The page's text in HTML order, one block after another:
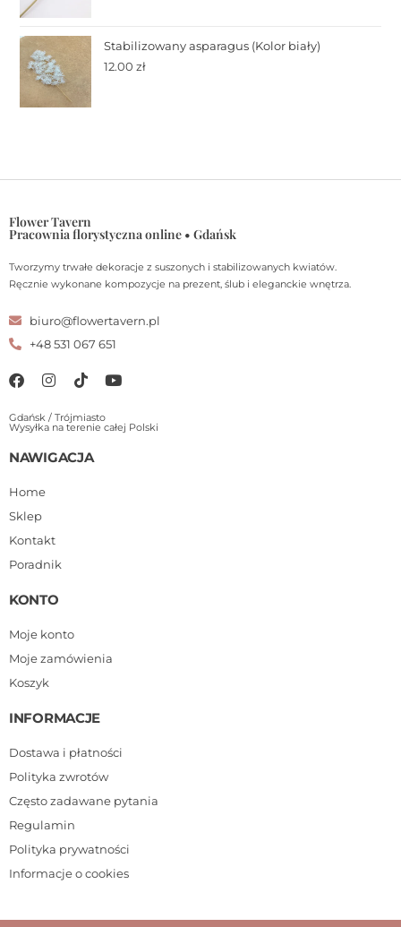
Stabilizowany asparagus (Kolor biały)
12.00zł
Flower Tavern
Pracownia florystyczna online • Gdańsk
Tworzymy trwałe dekoracje z suszonych i stabilizowanych kwiatów.
Ręcznie wykonane kompozycje na prezent, ślub i eleganckie wnętrza.
biuro@flowertavern.pl
+48 531 067 651
Gdańsk / Trójmiasto
Wysyłka na terenie całej Polski
NAWIGACJA
Home
Sklep
Kontakt
Poradnik
KONTO
Moje konto
Moje zamówienia
Koszyk
INFORMACJE
Dostawa i płatności
Polityka zwrotów
Często zadawane pytania
Regulamin
Polityka prywatności
Informacje o cookies